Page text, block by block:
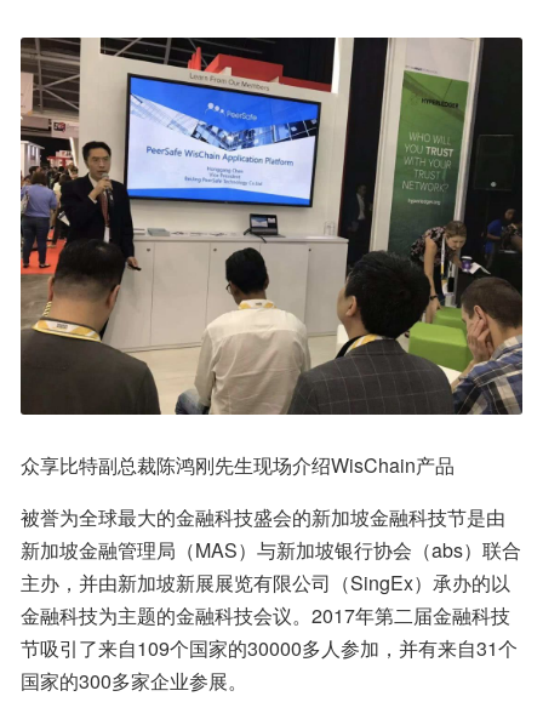
众享比特副总裁陈鸿刚先生现场介绍WisChain产品
被誉为全球最大的金融科技盛会的新加坡金融科技节是由
新加坡金融管理局（MAS）与新加坡银行协会（abs）联合
主办，并由新加坡新展展览有限公司（SingEx）承办的以
金融科技为主题的金融科技会议。2017年第二届金融科技
节吸引了来自109个国家的30000多人参加，并有来自31个
国家的300多家企业参展。